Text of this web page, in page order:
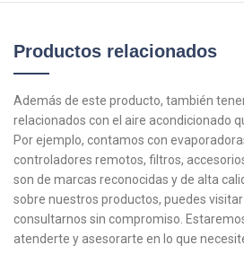
Productos relacionados
Además de este producto, también
relacionados con el aire acondicionado
Por ejemplo, contamos con
controladores remotos, filtros,
son de marcas reconocidas y de alta
sobre nuestros productos, puedes
consultarnos sin compromiso.
atenderte y asesorarte en lo que